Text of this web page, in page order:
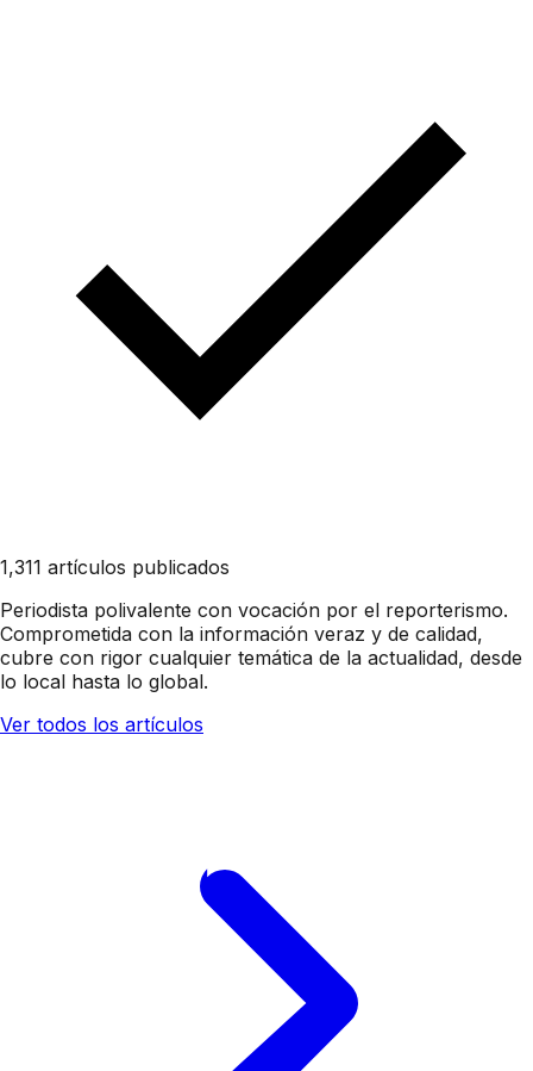
1,311 artículos publicados
Periodista polivalente con vocación por el reporterismo.
Comprometida con la información veraz y de calidad,
cubre con rigor cualquier temática de la actualidad, desde
lo local hasta lo global.
Ver todos los artículos